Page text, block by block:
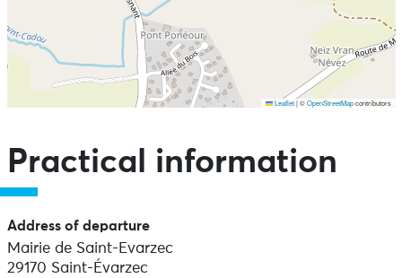
Leaflet |©OpenStreetMapcontributors
Practical information
Address of departure
Mairie de Saint-Evarzec
29170 Saint-Évarzec